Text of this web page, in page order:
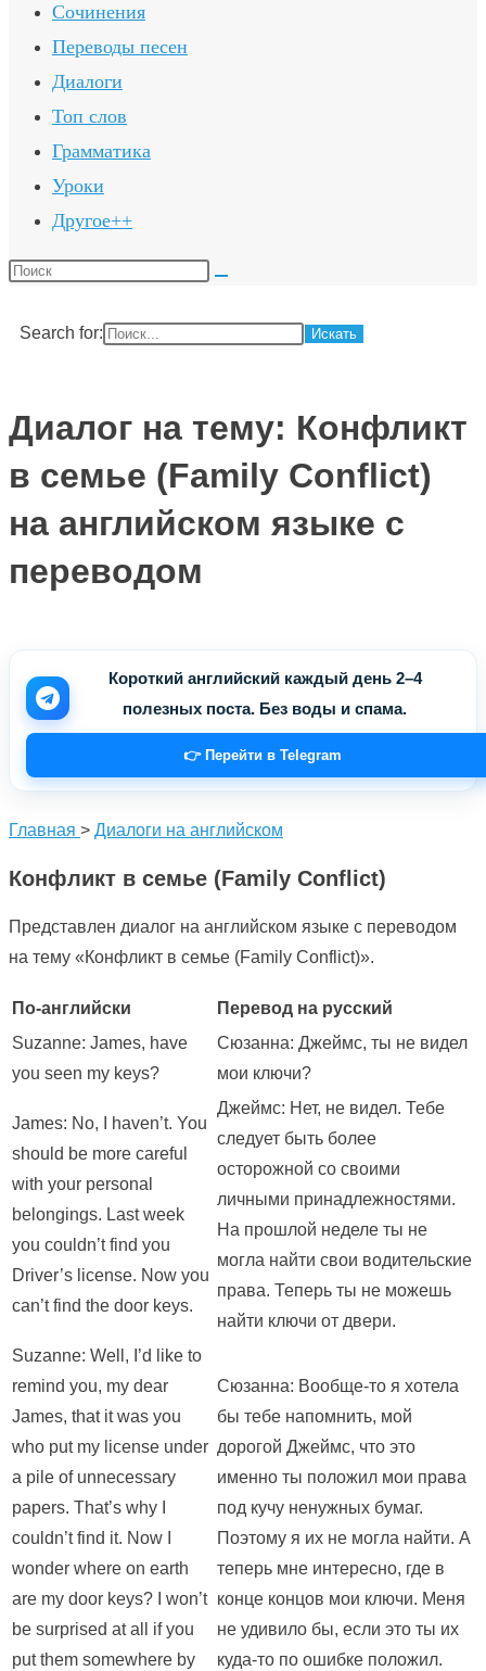
Сочинения
Переводы песен
Диалоги
Топ слов
Грамматика
Уроки
Другое++
Поиск
сайте
Search for:
Диалог на тему: Конфликт
в семье (Family Conflict)
на английском языке с
переводом
Короткий английский каждый день 2–4
полезных поста. Без воды и спама.
👉 Перейти в Telegram
Главная > Диалоги на английском
Конфликт в семье (Family Conflict)
Представлен диалог на английском языке с переводом
на тему «Конфликт в семье (Family Conflict)».
По-английски
Перевод на русский
Suzanne: James, have
you seen my keys?
Сюзанна: Джеймс, ты не видел
мои ключи?
James: No, I haven’t. You
should be more careful
with your personal
belongings. Last week
you couldn’t find you
Driver’s license. Now you
can’t find the door keys.
Джеймс: Нет, не видел. Тебе
следует быть более
осторожной со своими
личными принадлежностями.
На прошлой неделе ты не
могла найти свои водительские
права. Теперь ты не можешь
найти ключи от двери.
Suzanne: Well, I’d like to
remind you, my dear
James, that it was you
who put my license under
a pile of unnecessary
papers. That’s why I
couldn’t find it. Now I
wonder where on earth
are my door keys? I won’t
be surprised at all if you
put them somewhere by
Сюзанна: Вообще-то я хотела
бы тебе напомнить, мой
дорогой Джеймс, что это
именно ты положил мои права
под кучу ненужных бумаг.
Поэтому я их не могла найти. А
теперь мне интересно, где в
конце концов мои ключи. Меня
не удивило бы, если это ты их
куда-то по ошибке положил.